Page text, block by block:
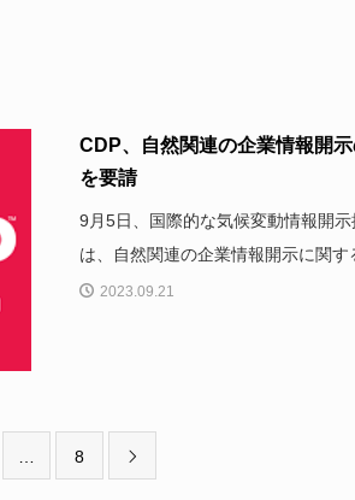
CDP、自然関連の企業情報開
を要請
9月5日、国際的な気候変動情報開
は、自然関連の企業情報開示に関す
2023.09.21
… 8 